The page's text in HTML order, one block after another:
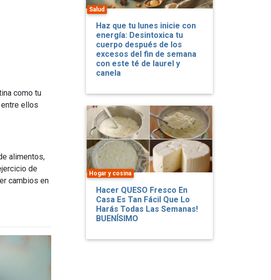
como tu
ellos
alimentos,
de
cambios en
Salud
Haz que tu lunes inicie con
energía: Desintoxica tu
cuerpo después de los
excesos del fin de semana
con este té de laurel y
canela
Hogar y cosina
Hacer QUESO Fresco En
Casa Es Tan Fácil Que Lo
Harás Todas Las Semanas!
BUENÍSIMO